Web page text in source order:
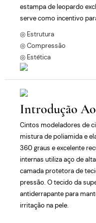
estampa de leopardo
serve como incentivo
◎ Estrutura
◎ Compressão
◎ Estética
Introdução
Cintos modeladores de
mistura de poliamida e
360 graus e excelente
internas utiliza aço de
camada protetora de
pressão. O tecido da
antiderrapante para
irritação na pele.